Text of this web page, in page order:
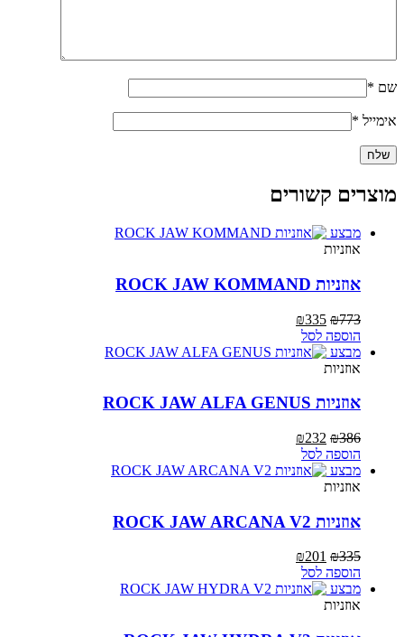
שם *
אימייל *
מוצרים קשורים
מבצע
אוזניות
אוזניות ROCK JAW KOMMAND
₪773
המחיר
המקורי
היה:
₪773.
₪335
הוא:
הוספה לסל
מבצע
אוזניות
אוזניות ROCK JAW ALFA GENUS
₪386
המחיר
המקורי
היה:
₪386.
₪232
הוא:
הוספה לסל
מבצע
אוזניות
אוזניות ROCK JAW ARCANA V2
₪335
המחיר
המקורי
היה:
₪335.
₪201
הוא:
הוספה לסל
מבצע
אוזניות